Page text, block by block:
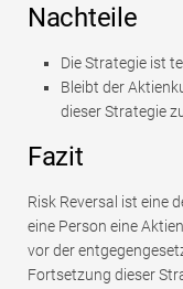
Nachteile
Die Strategie ist
Bleibt der
dieser Strategie
Fazit
Risk Reversal ist eine
eine Person eine
vor der
Fortsetzung dieser